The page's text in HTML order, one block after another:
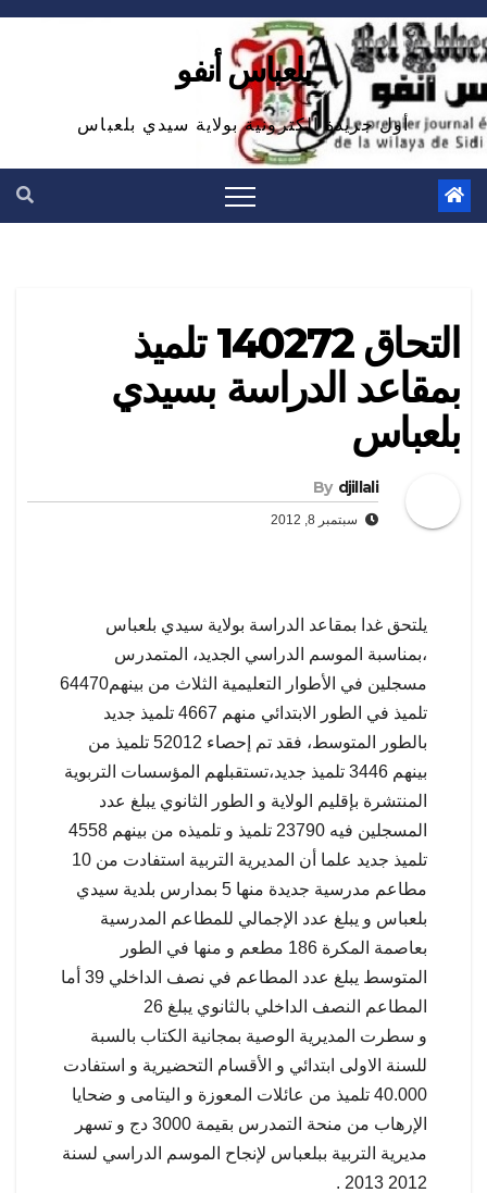
Skip
to
content
بلعباس أنفو
أول جريدة الكترونية بولاية سيدي بلعباس
التحاق 140272 تلميذ
بمقاعد الدراسة بسيدي
بلعباس
By djillali
سبتمبر 8, 2012
يلتحق غدا بمقاعد الدراسة بولاية سيدي بلعباس
،بمناسبة الموسم الدراسي الجديد، المتمدرس
مسجلين في الأطوار التعليمية الثلاث من بينهم64470
تلميذ في الطور الابتدائي منهم 4667 تلميذ جديد
بالطور المتوسط، فقد تم إحصاء 52012 تلميذ من
بينهم 3446 تلميذ جديد،تستقبلهم المؤسسات التربوية
المنتشرة بإقليم الولاية و الطور الثانوي يبلغ عدد
المسجلين فيه 23790 تلميذ و تلميذه من بينهم 4558
تلميذ جديد علما أن المديرية التربية استفادت من 10
مطاعم مدرسية جديدة منها 5 بمدارس بلدية سيدي
بلعباس و يبلغ عدد الإجمالي للمطاعم المدرسية
بعاصمة المكرة 186 مطعم و منها في الطور
المتوسط يبلغ عدد المطاعم في نصف الداخلي 39 أما
المطاعم النصف الداخلي بالثانوي يبلغ 26
و سطرت المديرية الوصية بمجانية الكتاب بالسبة
للسنة الاولى ابتدائي و الأقسام التحضيرية و استفادت
40.000 تلميذ من عائلات المعوزة و اليتامى و ضحايا
الإرهاب من منحة التمدرس بقيمة 3000 دج و تسهر
مديرية التربية ببلعباس لإنجاح الموسم الدراسي لسنة
2012 2013 .